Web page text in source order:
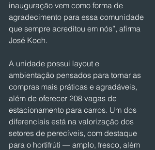
inauguração vem como forma de
agradecimento para essa comunidade
que sempre acreditou em nós”, afirma
José Koch.
A unidade possui layout e
ambientação pensados para tornar as
compras mais práticas e agradáveis,
além de oferecer 208 vagas de
estacionamento para carros. Um dos
diferenciais está na valorização dos
setores de perecíveis, com destaque
para o hortifrúti — amplo, fresco, além